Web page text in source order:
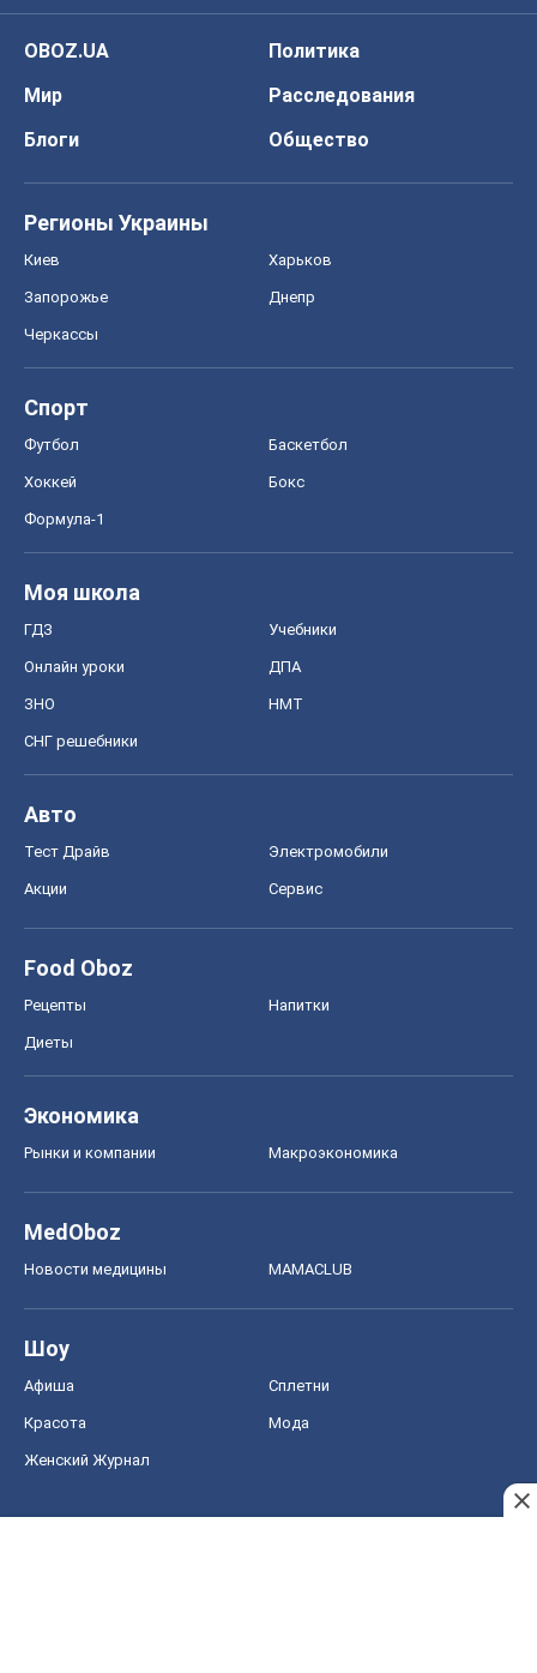
OBOZ.UA
Политика
Мир
Расследования
Блоги
Общество
Регионы Украины
Киев Харьков
Запорожье Днепр
Черкассы
Спорт
Футбол Баскетбол
Хоккей Бокс
Формула-1
Моя школа
ГДЗ Учебники
Онлайн уроки ДПА
ЗНО НМТ
СНГ решебники
Авто
Тест Драйв Электромобили
Акции Сервис
Food Oboz
Рецепты Напитки
Диеты
Экономика
Рынки и компании Mакроэкономика
MedOboz
Новости медицины MAMACLUB
Шоу
Афиша Сплетни
Красота Мода
Женский Журнал